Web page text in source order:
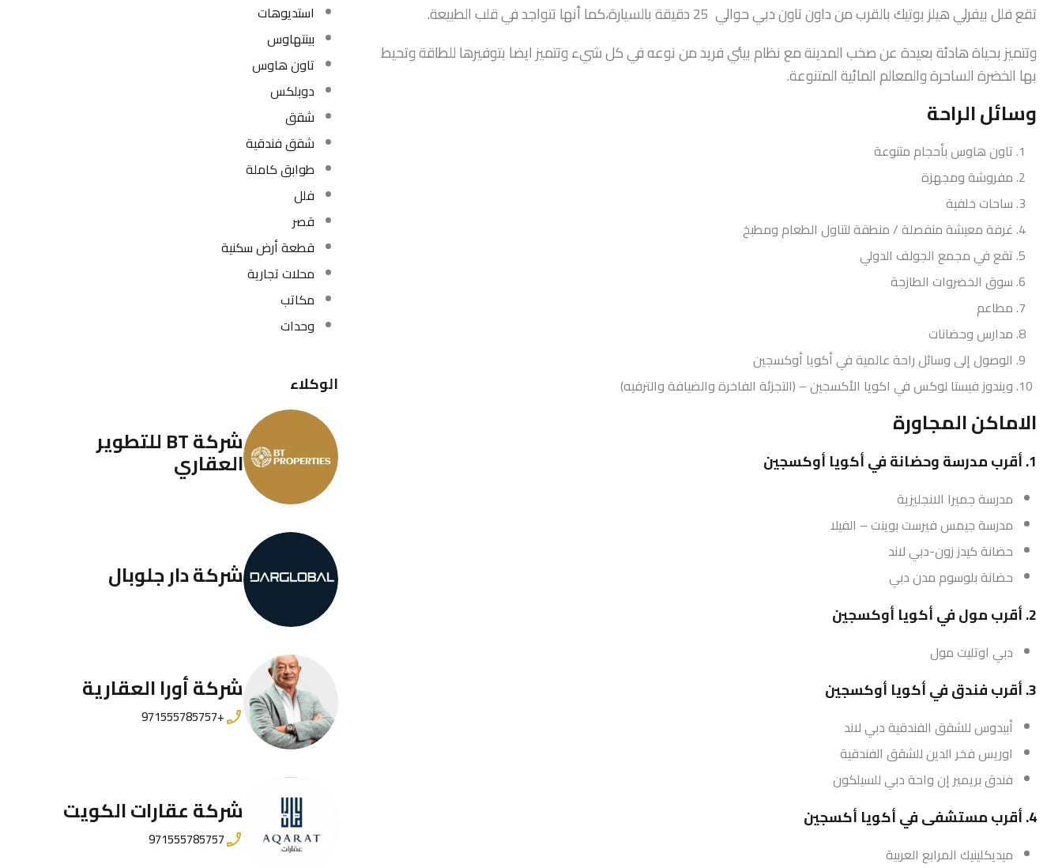
تقع فلل بيفرلي هيلز بوتيك بالقرب من داون تاون دبي حوالي 25 دقيقة بالسيارة،كما أنها تتواجد في قلب الطبيعة.
وتتميز بحياة هادئة بعيدة عن صخب المدينة مع نظام بيئي فريد من نوعه في كل شيء وتتميز ايضا بتوفيرها للطاقة وتحيط
بها الخضرة الساحرة والمعالم المائية المتنوعة.
وسائل الراحة
تاون هاوس بأحجام متنوعة
مفروشة ومجهزة
ساحات خلفية
غرفة معيشة منفصلة / منطقة لتناول الطعام ومطبخ
تقع في مجمع الجولف الدولي
سوق الخضروات الطازجة
مطاعم
مدارس وحضانات
الوصول إلى وسائل راحة عالمية في أكويا أوكسجين
ويندوز فيستا لوكس في اكويا الأكسجين – (التجزئة الفاخرة والضيافة والترفيه)
الاماكن المجاورة
1. أقرب مدرسة وحضانة في أكويا أوكسجين
مدرسة جميرا الانجليزية
مدرسة جيمس فيرست بوينت – الفيلا
حضانة كيدز زون-دبي لاند
حضانة بلوسوم مدن دبي
2. أقرب مول في أكويا أوكسجين
دبي اوتليت مول
3. أقرب فندق في أكويا أوكسجين
أبيدوس للشقق الفندقية دبي لاند
اوريس فخر الدين للشقق الفندقية
فندق بريمير إن واحة دبي للسيلكون
4. أقرب مستشفى في أكويا أكسجين
ميديكلينيك المرابع العربية
استديوهات
بينتهاوس
تاون هاوس
دوبلكس
شقق
شقق فندقية
طوابق كاملة
فلل
قصر
قطعة أرض سكنية
محلات تجارية
مكاتب
وحدات
الوكلاء
شركة BT للتطوير
العقاري
شركة دار جلوبال
شركة أورا العقارية
+971555785757
شركة عقارات الكويت
971555785757